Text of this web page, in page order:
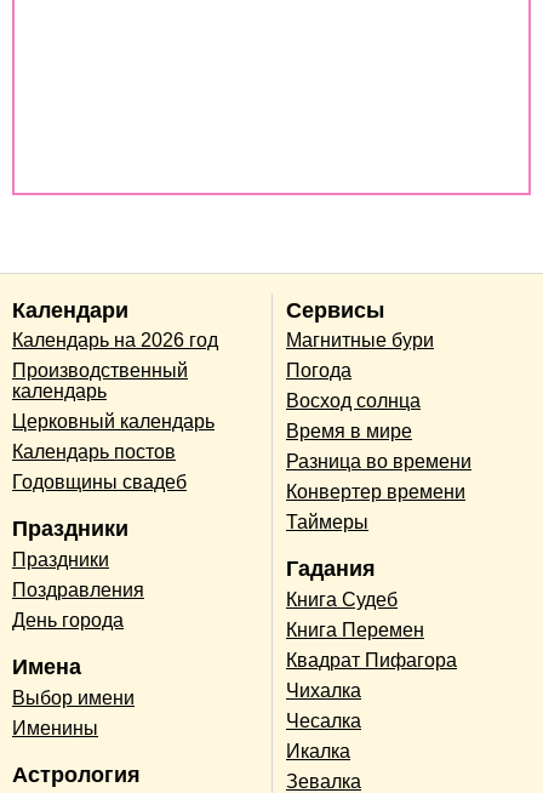
Календари
Календарь на 2026 год
Производственный
календарь
Церковный календарь
Календарь постов
Годовщины свадеб
Праздники
Праздники
Поздравления
День города
Имена
Выбор имени
Именины
Астрология
Сервисы
Магнитные бури
Погода
Восход солнца
Время в мире
Разница во времени
Конвертер времени
Таймеры
Гадания
Книга Судеб
Книга Перемен
Квадрат Пифагора
Чихалка
Чесалка
Икалка
Зевалка